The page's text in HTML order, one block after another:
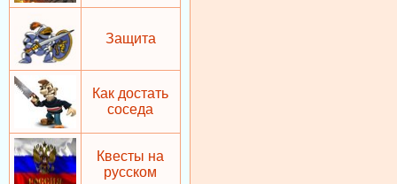
Защита
Как достать
соседа
Квесты на
русском